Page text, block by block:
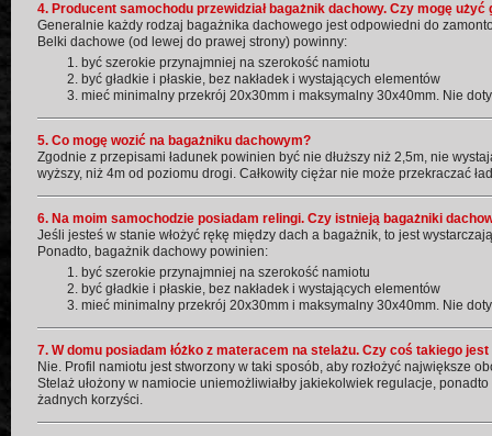
4. Producent samochodu przewidział bagażnik dachowy. Czy mogę użyć
Generalnie każdy rodzaj bagażnika dachowego jest odpowiedni do
Belki dachowe (od lewej do prawej strony) powinny:
być szerokie przynajmniej na szerokość namiotu
być gładkie i płaskie, bez nakładek i wystających elementów
mieć minimalny przekrój 20x30mm i maksymalny 30x40mm. Nie
5. Co mogę wozić na bagażniku dachowym?
Zgodnie z przepisami ładunek powinien być nie dłuższy niż 2,5m, nie
wyższy, niż 4m od poziomu drogi. Całkowity ciężar nie może przekraczać
6. Na moim samochodzie posiadam relingi. Czy istnieją bagażniki
Jeśli jesteś w stanie włożyć rękę między dach a bagażnik, to jest
Ponadto, bagażnik dachowy powinien:
być szerokie przynajmniej na szerokość namiotu
być gładkie i płaskie, bez nakładek i wystających elementów
mieć minimalny przekrój 20x30mm i maksymalny 30x40mm. Nie
7. W domu posiadam łóżko z materacem na stelażu. Czy coś takiego
Nie. Profil namiotu jest stworzony w taki sposób, aby rozłożyć największe
Stelaż ułożony w namiocie uniemożliwiałby jakiekolwiek regulacje,
żadnych korzyści.